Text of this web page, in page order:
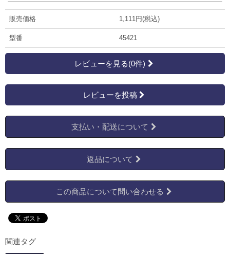
販売価格 1,111円(税込)
型番 45421
レビューを見る(0件)
レビューを投稿
支払い・配送について
返品について
この商品について問い合わせる
関連タグ